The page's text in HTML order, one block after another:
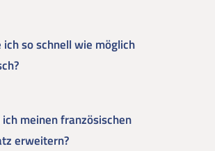
ich so schnell wie möglich
meinen französischen
erweitern?